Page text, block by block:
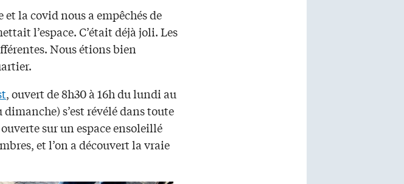
la covid nous a empêchés de
l’espace. C’était déjà joli. Les
Nous étions bien
, ouvert de 8h30 à 16h du lundi au
s’est révélé dans toute
sur un espace ensoleillé
et l’on a découvert la vraie